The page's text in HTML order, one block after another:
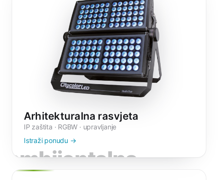
ambijentalna
Arhitekturalna rasvjeta
IP zaštita · RGBW · upravljanje
Istraži ponudu →